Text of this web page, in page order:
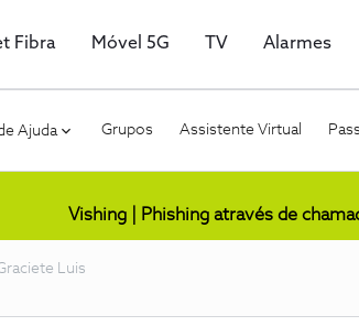
Fibra Móvel 5G TV Alarmes
Ajuda Grupos Assistente Virtual
Vishing | Phishing através de
Luis